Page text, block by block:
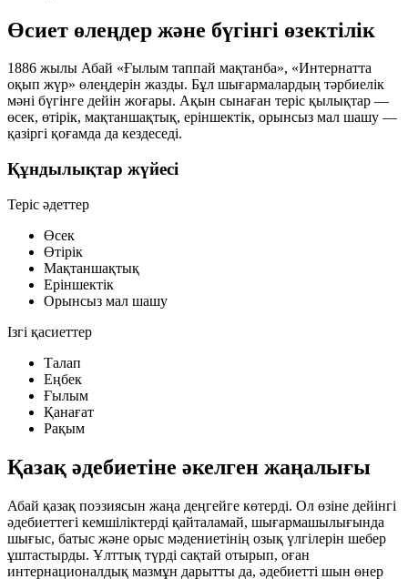
Өсиет өлеңдер және бүгінгі өзектілік
1886 жылы Абай «Ғылым таппай мақтанба», «Интернатта
оқып жүр» өлеңдерін жазды. Бұл шығармалардың тәрбиелік
мәні бүгінге дейін жоғары. Ақын сынаған теріс қылықтар —
өсек, өтірік, мақтаншақтық, еріншектік, орынсыз мал шашу —
қазіргі қоғамда да кездеседі.
Құндылықтар жүйесі
Теріс әдеттер
Өсек
Өтірік
Мақтаншақтық
Еріншектік
Орынсыз мал шашу
Ізгі қасиеттер
Талап
Еңбек
Ғылым
Қанағат
Рақым
Қазақ әдебиетіне әкелген жаңалығы
Абай қазақ поэзиясын жаңа деңгейге көтерді. Ол өзіне дейінгі
әдебиеттегі кемшіліктерді қайталамай, шығармашылығында
шығыс, батыс және орыс мәдениетінің озық үлгілерін шебер
ұштастырды. Ұлттық түрді сақтай отырып, оған
интернационалдық мазмұн дарытты да, әдебиетті шын өнер